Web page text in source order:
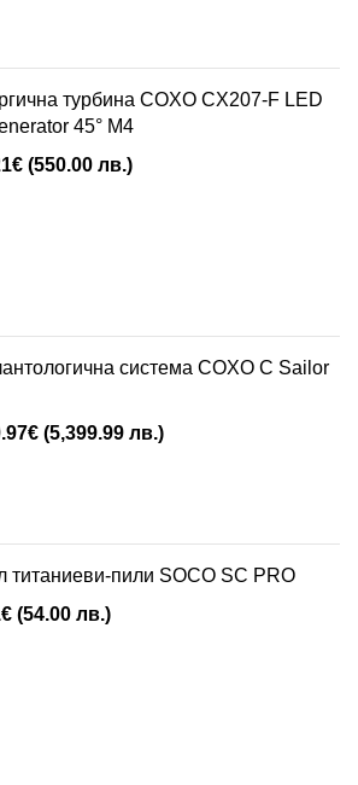
турбина COXO CX207-F LED
45° М4
€ (550.00 лв.)
система COXO C Sailor
€ (5,399.99 лв.)
титаниеви-пили SOCO SC PRO
€ (54.00 лв.)